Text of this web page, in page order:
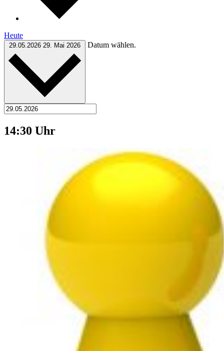
Heute
29.05.2026 29. Mai 2026 Datum wählen.
14:30 Uhr